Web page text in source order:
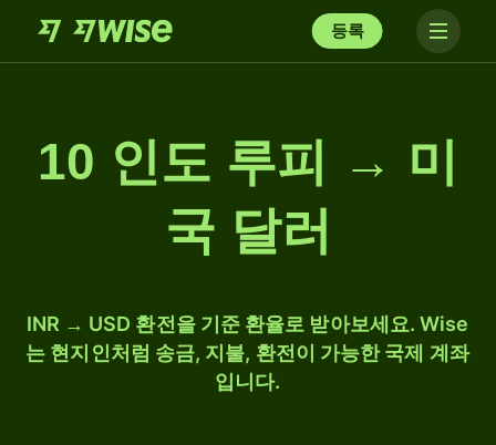
등록
10 인도 루피 → 미
국 달러
INR → USD 환전을 기준 환율로 받아보세요. Wise
는 현지인처럼 송금, 지불, 환전이 가능한 국제 계좌
입니다.